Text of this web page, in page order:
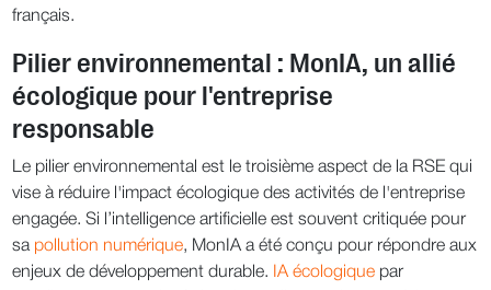
français.
Pilier environnemental : MonIA, un allié
écologique pour l'entreprise
responsable
Le pilier environnemental est le troisième aspect de la RSE qui
vise à réduire l'impact écologique des activités de l'entreprise
engagée. Si l’intelligence artificielle est souvent critiquée pour
sa pollution numérique, MonIA a été conçu pour répondre aux
enjeux de développement durable.
IA écologique par